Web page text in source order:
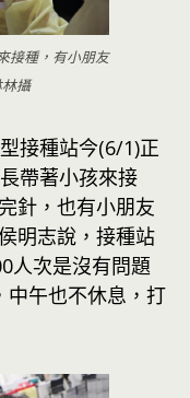
接種，有小朋友
攝
接種站今(6/1)正
帶著小孩來接
針，也有小朋友
明志說，接種站
人次是沒有問題
中午也不休息，打